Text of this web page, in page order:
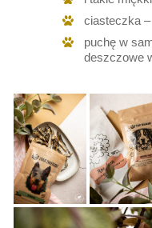
ciasteczka
puchę w
deszczowe